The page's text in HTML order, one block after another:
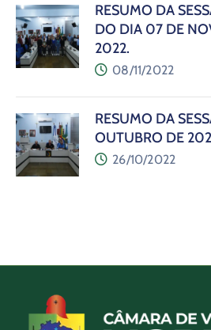
RESUMO DA
DO DIA 07 DE
2022.
08/11/2022
RESUMO DA
OUTUBRO DE
26/10/2022